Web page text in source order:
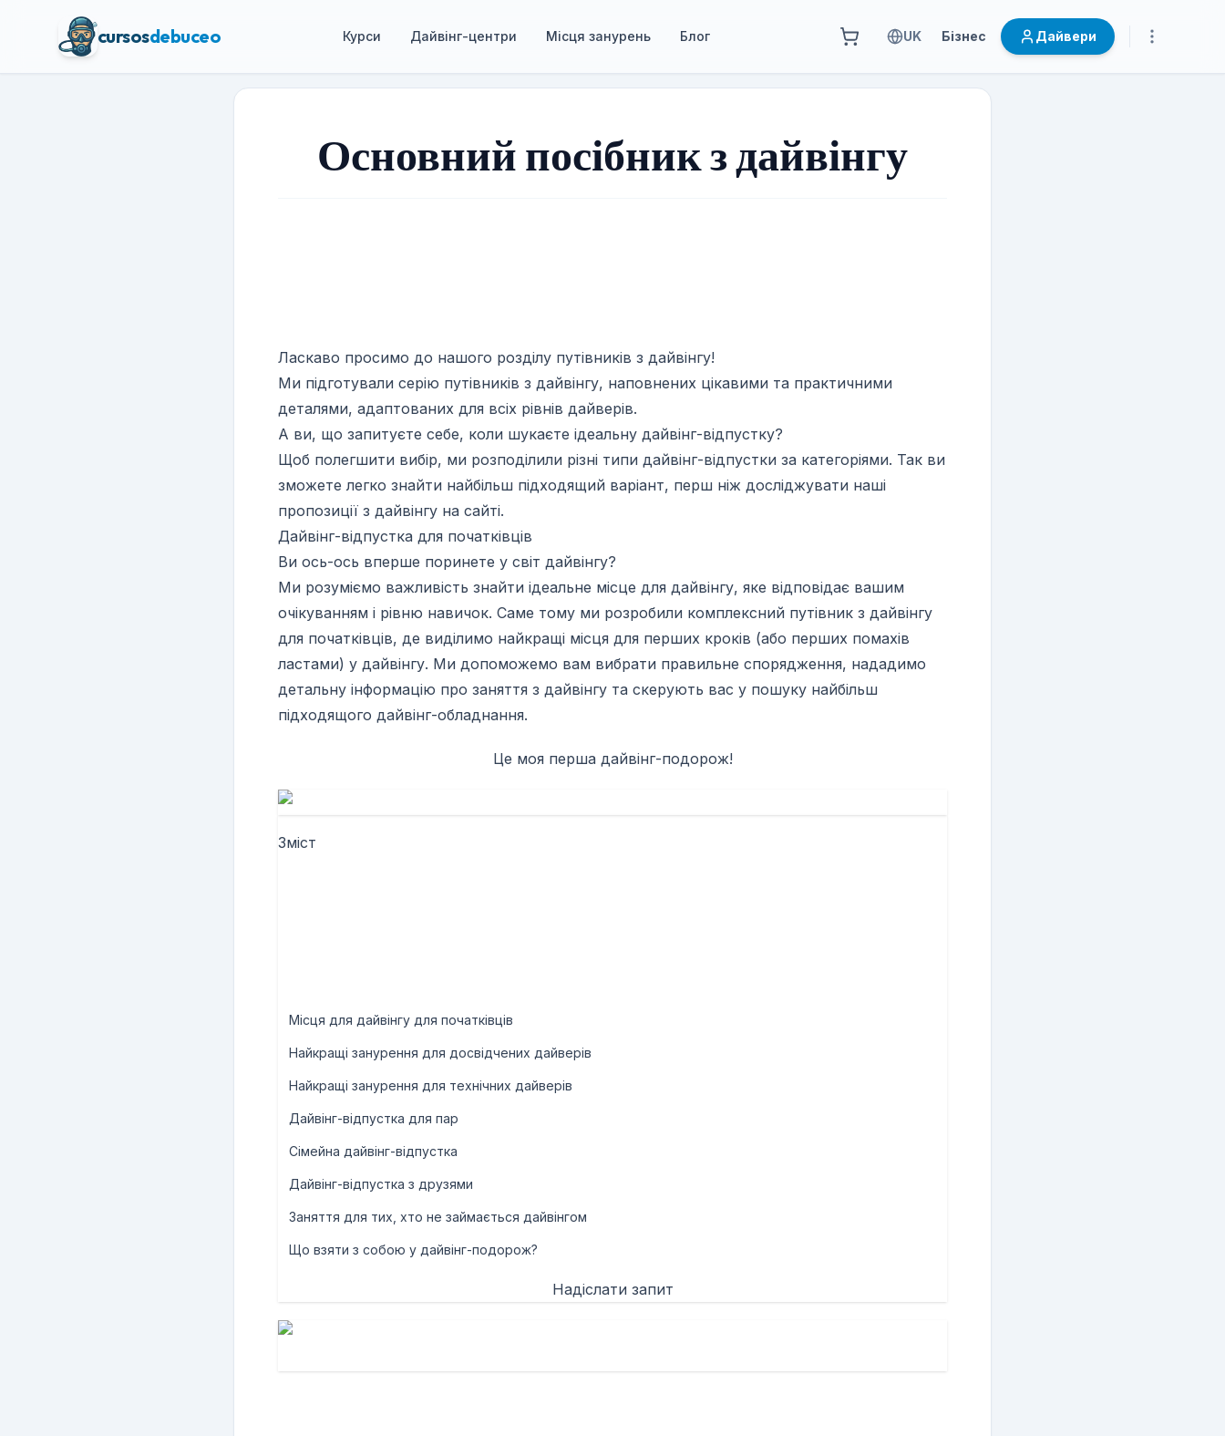
cursosdebuceo Курси Дайвінг-центри Місця занурень Блог UK Бізнес Дайвери
Основний посібник з дайвінгу
Ласкаво просимо до нашого розділу путівників з дайвінгу!
Ми підготували серію путівників з дайвінгу, наповнених цікавими та практичними
деталями, адаптованих для всіх рівнів дайверів.
А ви, що запитуєте себе, коли шукаєте ідеальну дайвінг-відпустку?
Щоб полегшити вибір, ми розподілили різні типи дайвінг-відпустки за категоріями. Так ви
зможете легко знайти найбільш підходящий варіант, перш ніж досліджувати наші
пропозиції з дайвінгу на сайті.
Дайвінг-відпустка для початківців
Ви ось-ось вперше поринете у світ дайвінгу?
Ми розуміємо важливість знайти ідеальне місце для дайвінгу, яке відповідає вашим
очікуванням і рівню навичок. Саме тому ми розробили комплексний путівник з дайвінгу
для початківців, де виділимо найкращі місця для перших кроків (або перших помахів
ластами) у дайвінгу. Ми допоможемо вам вибрати правильне спорядження, нададимо
детальну інформацію про заняття з дайвінгу та скерують вас у пошуку найбільш
підходящого дайвінг-обладнання.
Це моя перша дайвінг-подорож!
Зміст
Місця для дайвінгу для початківців
Найкращі занурення для досвідчених дайверів
Найкращі занурення для технічних дайверів
Дайвінг-відпустка для пар
Сімейна дайвінг-відпустка
Дайвінг-відпустка з друзями
Заняття для тих, хто не займається дайвінгом
Що взяти з собою у дайвінг-подорож?
Надіслати запит